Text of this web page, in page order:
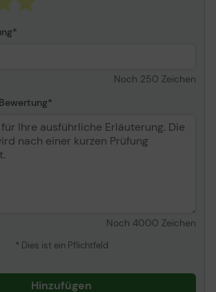
Noch 250 Zeichen
Noch 4000 Zeichen
* Dies ist ein Pflichtfeld
Hinzufügen